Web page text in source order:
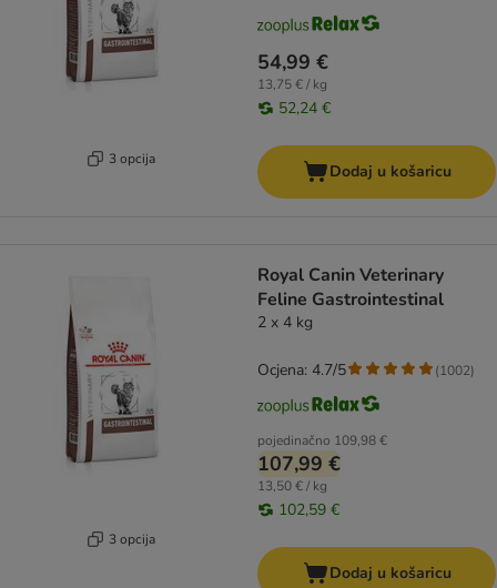
3 opcija
54,99 €
13,75 € / kg
52,24 €
Dodaj u košaricu
3 opcija
Royal Canin Veterinary
Feline Gastrointestinal
2 x 4 kg
pojedinačno 109,98 €
107,99 €
13,50 € / kg
102,59 €
Ocjena: 4.7/5 (1002)
Dodaj u košaricu